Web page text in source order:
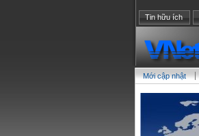
Tin hữu ích
Mới cập nhật